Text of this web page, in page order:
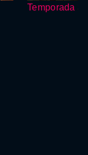
Temporada 3